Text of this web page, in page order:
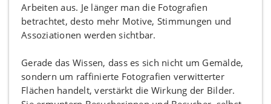
Arbeiten aus. Je länger man die Fotografien
betrachtet, desto mehr Motive, Stimmungen und
Assoziationen werden sichtbar.
Gerade das Wissen, dass es sich nicht um Gemälde,
sondern um raffinierte Fotografien verwitterter
Flächen handelt, verstärkt die Wirkung der Bilder.